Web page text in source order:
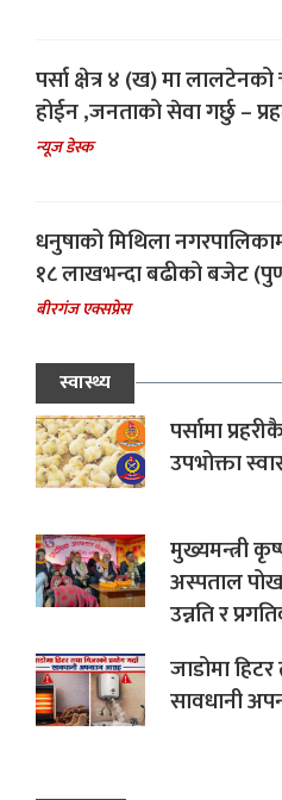
पर्सा क्षेत्र ४ (ख) मा लालटेनको
होईन ,जनताको सेवा गर्छु –
न्यूज डेस्क
धनुषाको मिथिला
१८ लाखभन्दा बढीको बजेट
बीरगंज एक्सप्रेस
स्वास्थ्य
पर्सामा
उपभोक्ता
मुख्यमन्त्री
अस्पताल
उन्नति र
जाडोमा
सावधानी